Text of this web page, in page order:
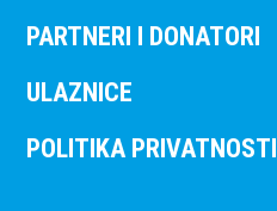
PARTNERI I DONATORI
ULAZNICE
POLITIKA PRIVATNOSTI